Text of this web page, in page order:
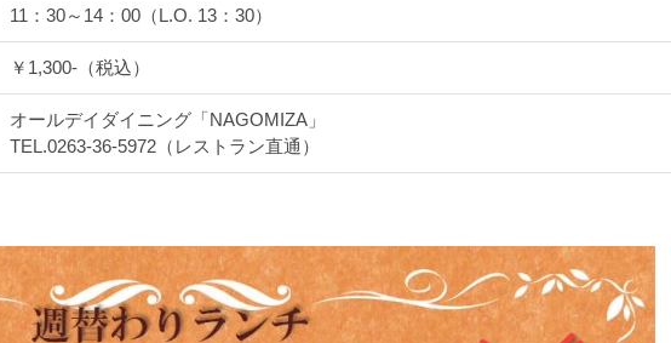
11：30～14：00（L.O. 13：30）
￥1,300-（税込）
オールデイダイニング「NAGOMIZA」
TEL.0263-36-5972（レストラン直通）